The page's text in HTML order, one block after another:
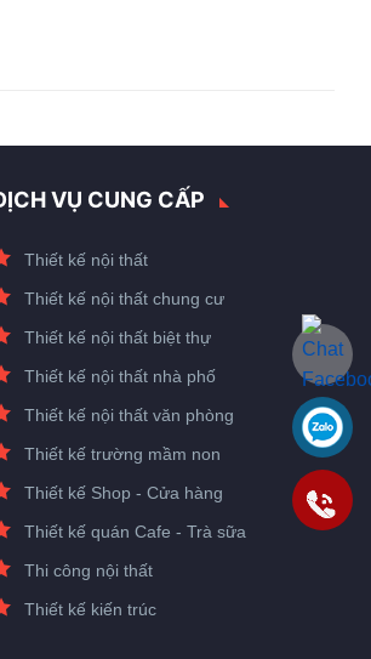
VỤ CUNG CẤP
Thiết kế nội thất
Thiết kế nội thất chung cư
Thiết kế nội thất biệt thự
Thiết kế nội thất nhà phố
Thiết kế nội thất văn phòng
Thiết kế trường mầm non
Thiết kế Shop - Cửa hàng
Thiết kế quán Cafe - Trà sữa
Thi công nội thất
Thiết kế kiến trúc